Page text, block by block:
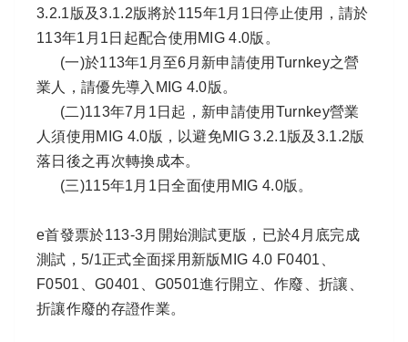
3.2.1版及3.1.2版將於115年1月1日停止使用，請於
113年1月1日起配合使用MIG 4.0版。
(一)於113年1月至6月新申請使用Turnkey之營
業人，請優先導入MIG 4.0版。
(二)113年7月1日起，新申請使用Turnkey營業
人須使用MIG 4.0版，以避免MIG 3.2.1版及3.1.2版
落日後之再次轉換成本。
(三)115年1月1日全面使用MIG 4.0版。
e首發票於113-3月開始測試更版，已於4月底完成
測試，5/1正式全面採用新版MIG 4.0 F0401、
F0501、G0401、G0501進行開立、作廢、折讓、
折讓作廢的存證作業。